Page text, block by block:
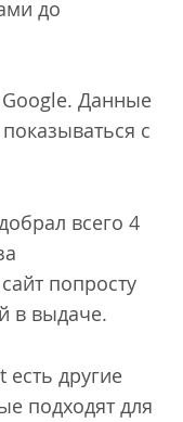
до
Данные
с
всего 4
попросту
в выдаче.
другие
подходят для